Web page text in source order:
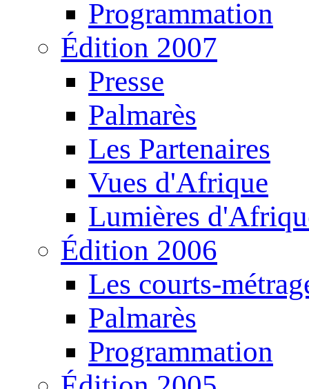
Programmation
Édition 2007
Presse
Palmarès
Les Partenaires
Vues d'Afrique
Lumières
Édition 2006
Les courts-
Palmarès
Programmation